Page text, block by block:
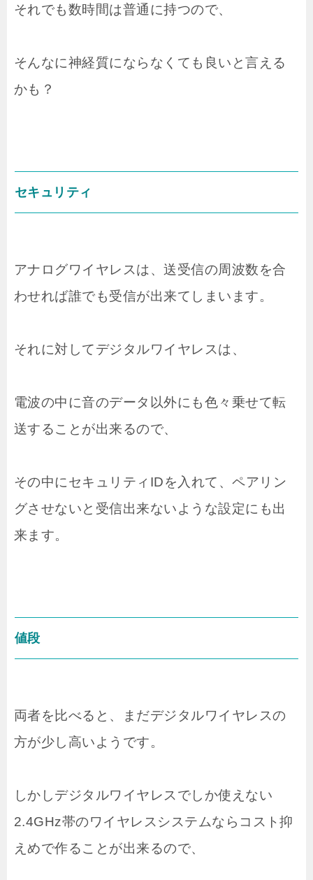
それでも数時間は普通に持つので、
そんなに神経質にならなくても良いと言える
かも？
セキュリティ
アナログワイヤレスは、送受信の周波数を合
わせれば誰でも受信が出来てしまいます。
それに対してデジタルワイヤレスは、
電波の中に音のデータ以外にも色々乗せて転
送することが出来るので、
その中にセキュリティIDを入れて、ペアリン
グさせないと受信出来ないような設定にも出
来ます。
値段
両者を比べると、まだデジタルワイヤレスの
方が少し高いようです。
しかしデジタルワイヤレスでしか使えない
2.4GHz帯のワイヤレスシステムならコスト抑
えめで作ることが出来るので、